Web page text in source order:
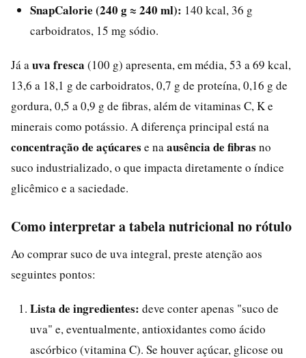
SnapCalorie (240 g ≈ 240 ml): 140 kcal, 36 g
carboidratos, 15 mg sódio.
Já a uva fresca (100 g) apresenta, em média, 53 a 69 kcal,
13,6 a 18,1 g de carboidratos, 0,7 g de proteína, 0,16 g de
gordura, 0,5 a 0,9 g de fibras, além de vitaminas C, K e
minerais como potássio. A diferença principal está na
concentração de açúcares e na ausência de fibras no
suco industrializado, o que impacta diretamente o índice
glicêmico e a saciedade.
Como interpretar a tabela nutricional no rótulo
Ao comprar suco de uva integral, preste atenção aos
seguintes pontos:
Lista de ingredientes: deve conter apenas "suco de
uva" e, eventualmente, antioxidantes como ácido
ascórbico (vitamina C). Se houver açúcar, glicose ou